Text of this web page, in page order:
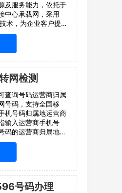
及服务能力，依托于
中心承载网，采用
术，为企业客户提供
务。客户通过一条专
为公有云服务商的云
通，全程全网可视管
网检测
查询号码运营商归属
号码，支持全国移
机号码归属地运营商
输入运营商手机号
码的运营商归属地及
，可支持全国移动、
码归属地运营商查
主要针对于各种通信
号码办理